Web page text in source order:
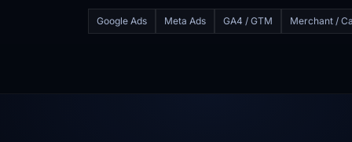
Google Ads Meta Ads GA4 / GTM Merchant /